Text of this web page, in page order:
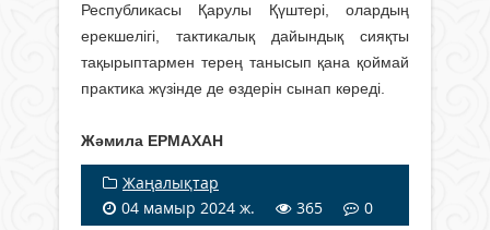
Республикасы Қарулы Қүштері, олардың
ерекшелігі, тактикалық дайындық сияқты
тақырыптармен терең танысып қана қоймай
практика жүзінде де өздерін сынап көреді.
Жәмила ЕРМАХАН
Жаңалықтар
04 мамыр 2024 ж.
365 0